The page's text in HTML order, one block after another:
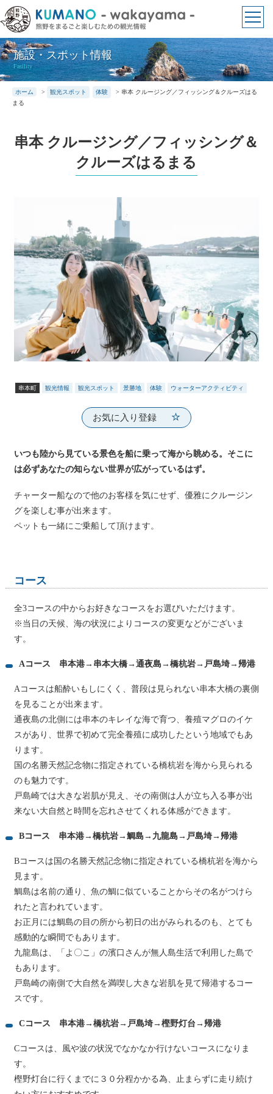
文
に
ス
キ
ッ
施設・スポット情報
Fasility
ホーム > 観光スポット 体験 > 串本 クルージング／フィッシング＆クルーズはる
まる
串本 クルージング／フィッシング＆
クルーズはるまる
串本町 観光情報 観光スポット 景勝地 体験 ウォーターアクティビティ
お気に入り登録
いつも陸から見ている景色を船に乗って海から眺める。そこに
は必ずあなたの知らない世界が広がっているはず。
​チャーター船なので他のお客様を気にせず、優雅にクルージン
グを楽しむ事が出来ます。​
​​ペットも一緒にご乗船して頂けます。
コース
全3コースの中からお好きなコースをお選びいただけます。
※当日の天候、海の状況によりコースの変更などがございま
す。
Aコース 串本港→串本大橋→通夜島→橋杭岩→戸島埼→帰港
Aコースは船酔いもしにくく、普段は見られない串本大橋の裏側
を見ることが出来ます。
通夜島の北側には串本のキレイな海で育つ、養殖マグロのイケ
スがあり、世界で初めて完全養殖に成功したという地域でもあ
ります。
国の名勝天然記念物に指定されている橋杭岩を海から見られる
のも魅力です。
戸島崎では大きな岩肌が見え、その南側は人が立ち入る事が出
来ない大自然と時間を忘れさせてくれる体感ができます。
Bコース 串本港→橋杭岩→鯛島→九龍島→戸島埼→帰港
Bコースは国の名勝天然記念物に指定されている橋杭岩を海から
見ます。
​鯛島は名前の通り、魚の鯛に似ていることからその名がつけら
れたと言われています。
お正月には鯛島の目の所から初日の出がみられるのも、とても
感動的な瞬間でもあります。
九龍島は、「よ〇こ」の濱口さんが無人島生活で利用した島で
もあります。​
戸島崎の南側で大自然を満喫し大きな岩肌を見て帰港するコー
スです。
Cコース 串本港→橋杭岩→戸島埼→樫野灯台→帰港
​Cコースは、風や波の状況でなかなか行けないコースになりま
す。
樫野灯台に行くまでに３０分程かかる為、止まらずに走り続け